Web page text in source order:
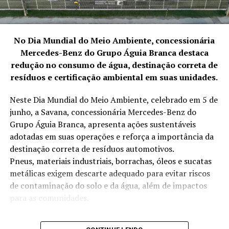
No Dia Mundial do Meio Ambiente, concessionária
Mercedes-Benz do Grupo Águia Branca destaca
redução no consumo de água, destinação correta de
resíduos e certificação ambiental em suas unidades.
Neste Dia Mundial do Meio Ambiente, celebrado em 5 de
junho, a Savana, concessionária Mercedes-Benz do
Grupo Águia Branca, apresenta ações sustentáveis
adotadas em suas operações e reforça a importância da
destinação correta de resíduos automotivos.
Pneus, materiais industriais, borrachas, óleos e sucatas
metálicas exigem descarte adequado para evitar riscos
de contaminação do solo e da água, além de impactos
para as comunidades.
A Savana, por meio das suas 14 filiais, desenvolve